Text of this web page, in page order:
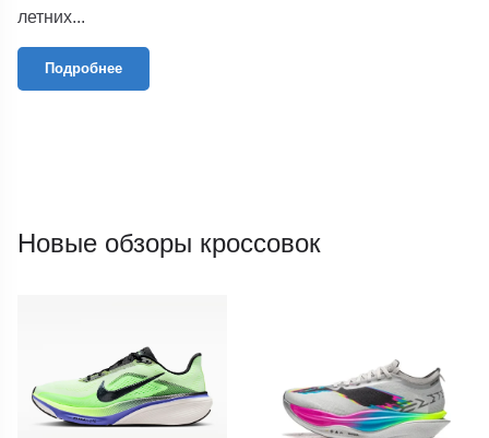
летних...
Подробнее
Новые обзоры кроссовок